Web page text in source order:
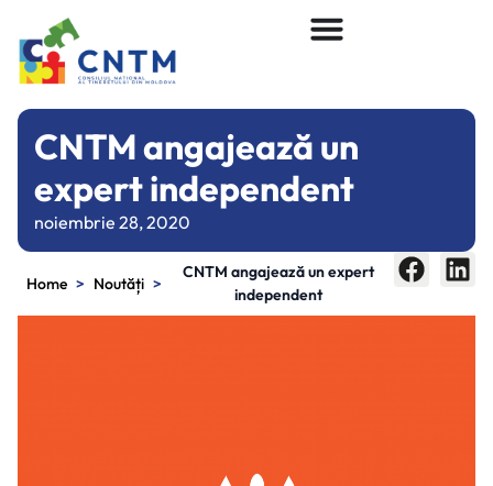
CNTM angajează un
expert independent
noiembrie 28, 2020
Home > Noutăți >
CNTM angajează un expert
independent